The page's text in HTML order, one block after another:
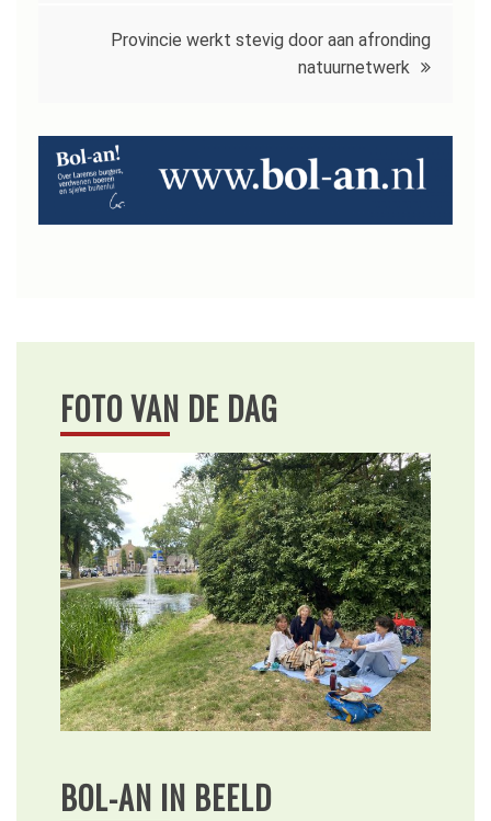
Provincie werkt stevig door aan afronding
natuurnetwerk
FOTO VAN DE DAG
BOL-AN IN BEELD